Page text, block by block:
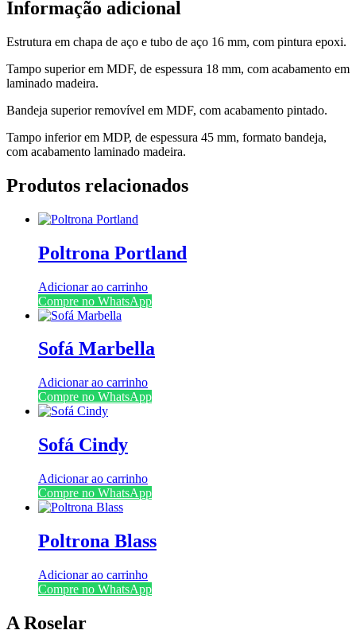
Informação adicional
Estrutura em chapa de aço e tubo de aço 16 mm, com pintura epoxi.
Tampo superior em MDF, de espessura 18 mm, com acabamento em
laminado madeira.
Bandeja superior removível em MDF, com acabamento pintado.
Tampo inferior em MDP, de espessura 45 mm, formato bandeja,
com acabamento laminado madeira.
Produtos relacionados
Poltrona Portland
Adicionar ao carrinho
Compre no WhatsApp
Sofá Marbella
Adicionar ao carrinho
Compre no WhatsApp
Sofá Cindy
Adicionar ao carrinho
Compre no WhatsApp
Poltrona Blass
Adicionar ao carrinho
Compre no WhatsApp
A Roselar